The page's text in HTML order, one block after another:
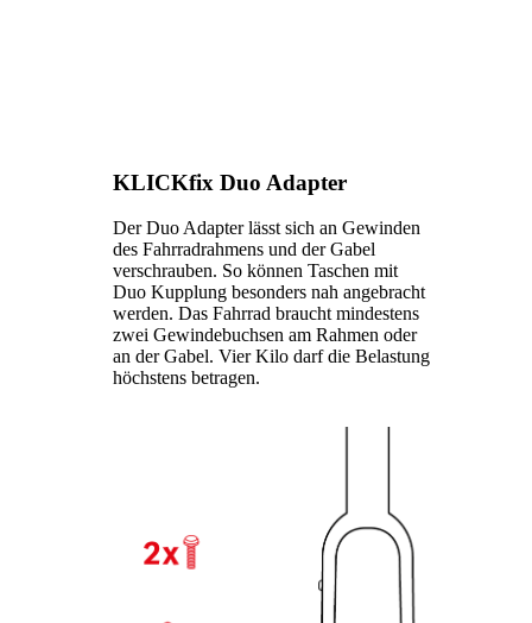
KLICKfix Duo Adapter
Der Duo Adapter lässt sich an Gewinden
des Fahrradrahmens und der Gabel
verschrauben. So können Taschen mit
Duo Kupplung besonders nah angebracht
werden. Das Fahrrad braucht mindestens
zwei Gewindebuchsen am Rahmen oder
an der Gabel. Vier Kilo darf die Belastung
höchstens betragen.